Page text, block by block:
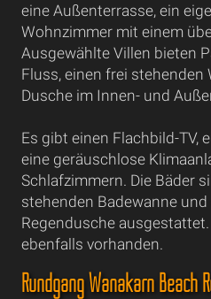
eine Außenterrasse, ein
Wohnzimmer mit einem
Ausgewählte Villen bieten
Fluss, einen frei stehenden
Dusche im Innen- und
Es gibt einen Flachbild-TV,
eine geräuschlose
Schlafzimmern. Die Bäder
stehenden Badewanne
Regendusche
ebenfalls vorhanden.
Rundgang Wanakarn Beach